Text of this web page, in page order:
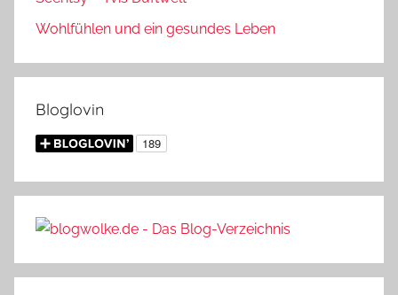
Wohlfühlen und ein gesundes Leben
Bloglovin